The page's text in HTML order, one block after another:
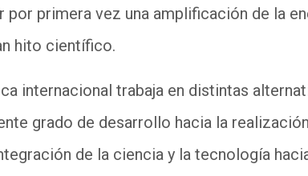
primera vez una amplificación de la
hito científico.
internacional trabaja en distintas
grado de desarrollo hacia la
de la ciencia y la tecnología